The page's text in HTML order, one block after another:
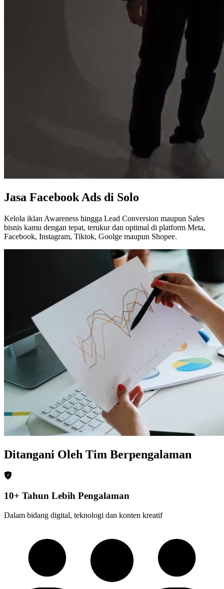
Jasa Facebook Ads di Solo
Kelola iklan Awareness hingga Lead Conversion maupun Sales
bisnis kamu dengan tepat, terukur dan optimal di platform Meta,
Facebook, Instagram, Tiktok, Goolge maupun Shopee.
Ditangani Oleh Tim Berpengalaman
10+ Tahun Lebih Pengalaman
Dalam bidang digital, teknologi dan konten kreatif